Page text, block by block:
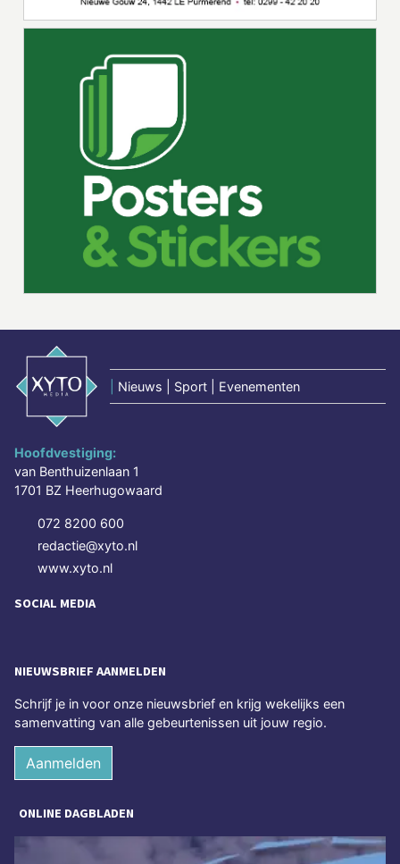
Nieuws | Sport | Evenementen
Hoofdvestiging:
van Benthuizenlaan 1
1701 BZ Heerhugowaard
072 8200 600
redactie@xyto.nl
www.xyto.nl
SOCIAL MEDIA
NIEUWSBRIEF AANMELDEN
Schrijf je in voor onze nieuwsbrief en krijg wekelijks een
samenvatting van alle gebeurtenissen uit jouw regio.
Aanmelden
ONLINE DAGBLADEN